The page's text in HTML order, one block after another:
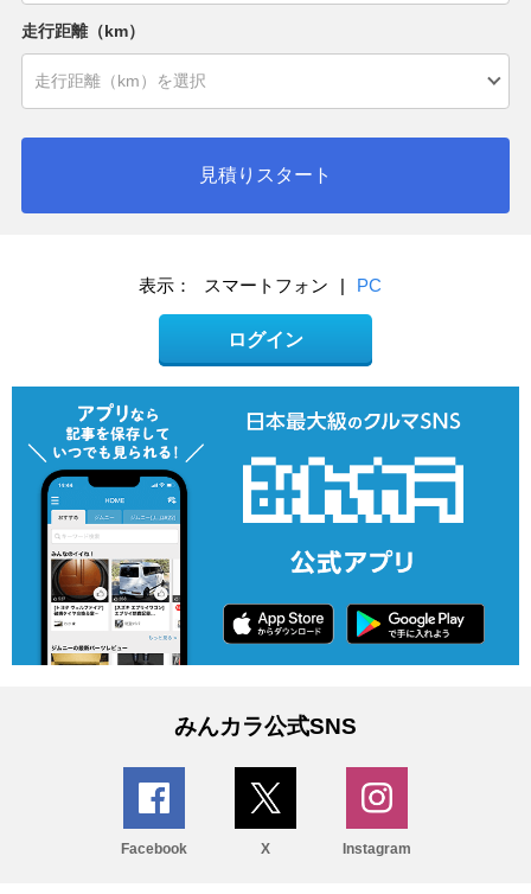
走行距離（km）
見積りスタート
表示： スマートフォン | PC
ログイン
みんカラ公式SNS
Facebook X Instagram